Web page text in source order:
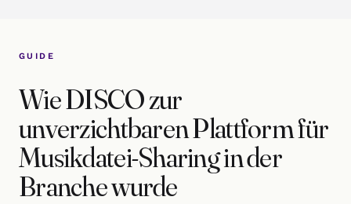
GUIDE
Wie DISCO zur
unverzichtbaren Plattform für
Musikdatei-Sharing in der
Branche wurde